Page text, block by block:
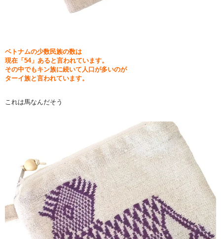
ベトナムの少数民族の数は
現在「54」あると言われています。
その中でもキン族に続いて人口が多いのが
ターイ族と言われています。
これは馬なんだそう